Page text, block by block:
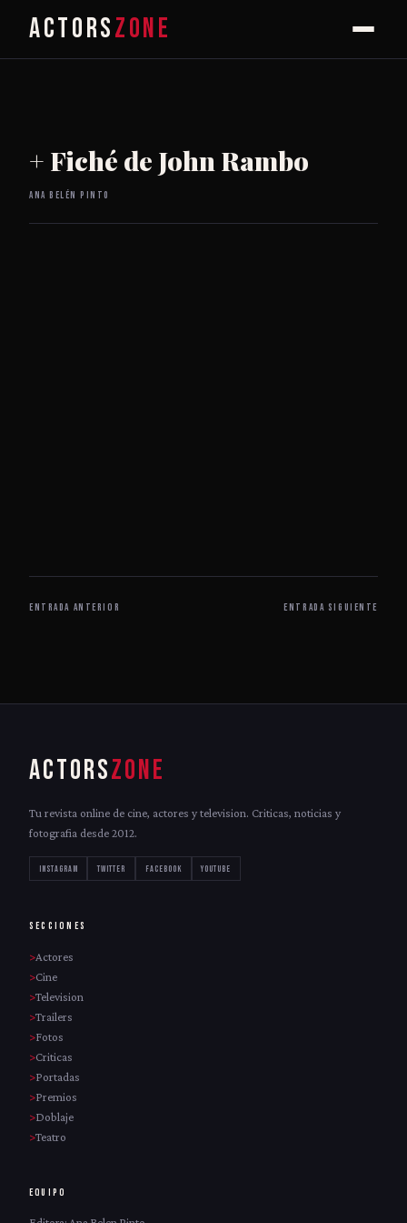
ACTORSZONE
+ Fiché de John Rambo
Ana Belén Pinto
ENTRADA ANTERIOR ENTRADA SIGUIENTE
ACTORSZONE
Tu revista online de cine, actores y television. Criticas, noticias y
fotografia desde 2012.
INSTAGRAM TWITTER FACEBOOK YOUTUBE
SECCIONES
Actores
Cine
Television
Trailers
Fotos
Criticas
Portadas
Premios
Doblaje
Teatro
EQUIPO